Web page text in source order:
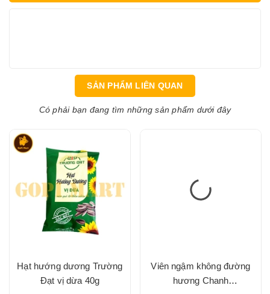
SẢN PHẨM LIÊN QUAN
Có phải bạn đang tìm những sản phẩm dưới đây
Hạt hướng dương Trường
Đạt vị dừa 40g
Viên ngậm không đường
hương Chanh